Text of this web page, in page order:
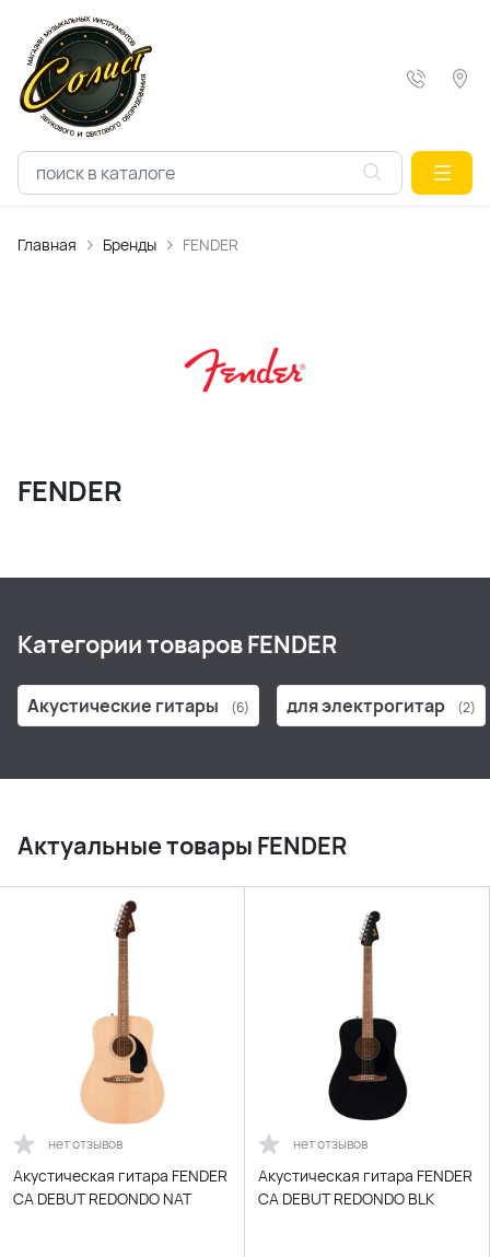
Главная Бренды FENDER
FENDER
Категории товаров FENDER
Акустические гитары (6) для электрогитар (2)
Актуальные товары FENDER
нет отзывов
Акустическая гитара FENDER
CA DEBUT REDONDO NAT
нет отзывов
Акустическая гитара FENDER
CA DEBUT REDONDO BLK